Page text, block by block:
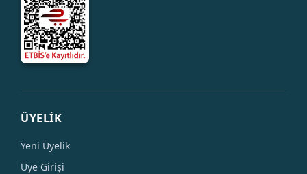
ÜYELİK
Yeni Üyelik
Üye Girişi